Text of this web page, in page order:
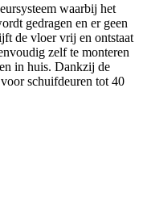
waarbij het
gedragen en er geen
de vloer vrij en ontstaat
zelf te monteren
in huis. Dankzij de
schuifdeuren tot 40